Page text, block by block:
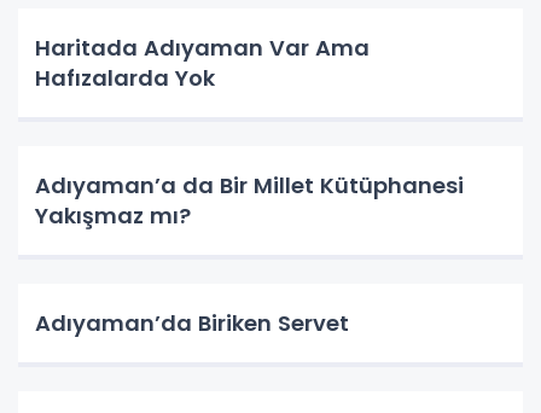
Haritada Adıyaman Var Ama
Hafızalarda Yok
Adıyaman’a da Bir Millet Kütüphanesi
Yakışmaz mı?
Adıyaman’da Biriken Servet